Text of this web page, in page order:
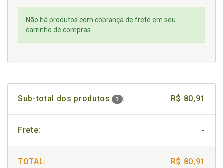
Não há produtos com cobrança de frete em seu
carrinho de compras.
Sub-total dos produtos 1 : R$ 80,91
Frete: -
TOTAL: R$ 80,91